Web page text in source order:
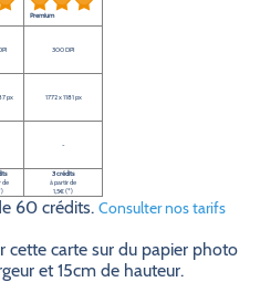
Premium
300 DPI
px 1772 x 1181 px
-
de
3 crédits
à partir de
1,5€ (*)
60 crédits. Consulter nos tarifs
cette carte sur du papier photo
et 15cm de hauteur.